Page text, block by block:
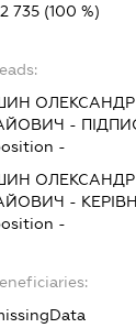
735 (100 %)
ОЛЕКСАНДР
-
-
ОЛЕКСАНДР
-
-